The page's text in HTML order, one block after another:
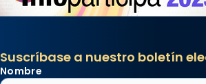
Suscríbase a nuestro boletín
Nombre